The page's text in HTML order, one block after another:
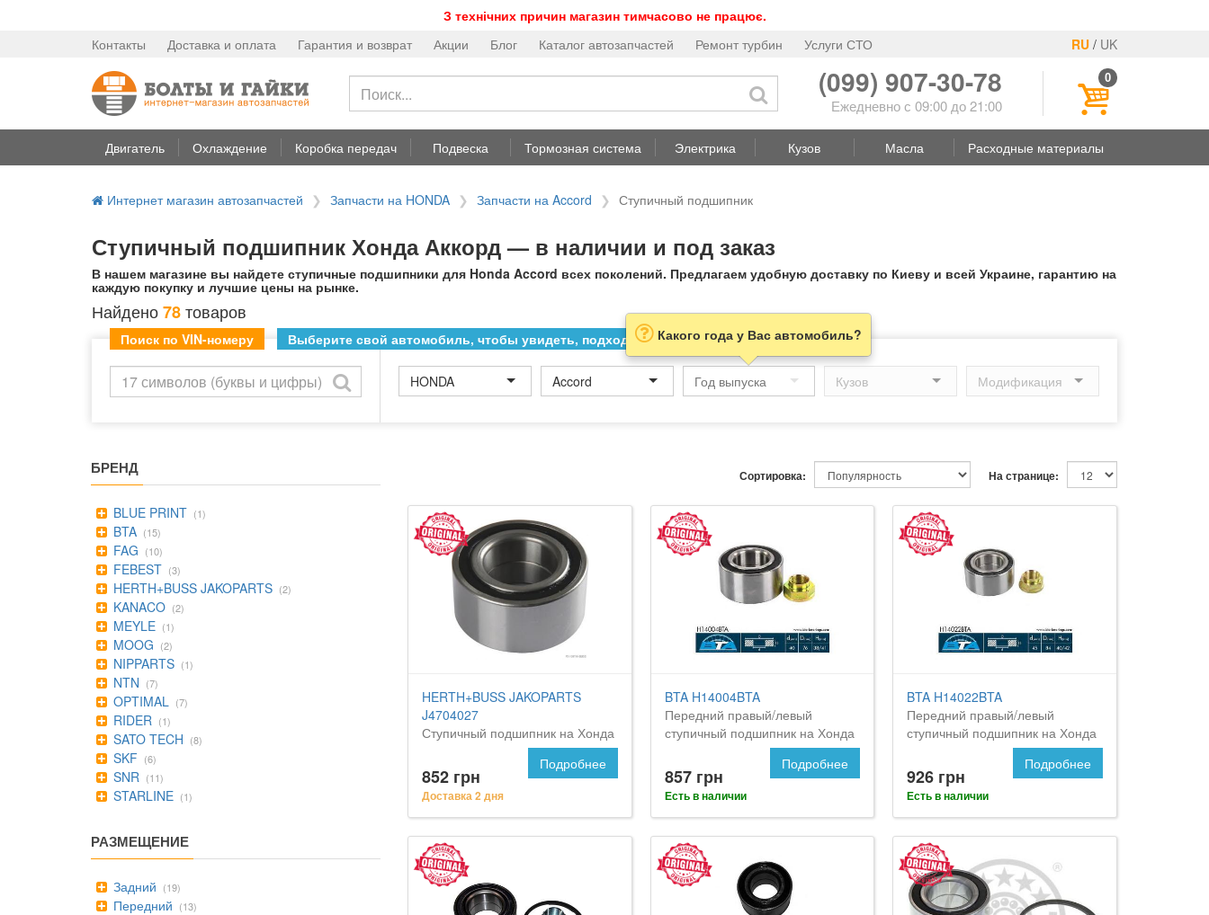
З технічних причин магазин тимчасово не працює.
RU / UK
Контакты Доставка и оплата Гарантия и возврат Акции Блог Каталог автозапчастей Ремонт турбин Услуги СТО
(099) 907-30-78
Ежедневно с 09:00 до 21:00
0
Двигатель Охлаждение Коробка передач Подвеска Тормозная система Электрика Кузов Масла Расходные материалы
Интернет магазин автозапчастей Запчасти на HONDA Запчасти на Accord Ступичный подшипник
Ступичный подшипник Хонда Аккорд — в наличии и под заказ
В нашем магазине вы найдете ступичные подшипники для Honda Accord всех поколений. Предлагаем удобную доставку по Киеву и всей Украине, гарантию на
каждую покупку и лучшие цены на рынке.
Найдено78товаров
Поиск по VIN-номеру Выберите свой автомобиль, чтобы увидеть, подходит ли товар к нему
HONDA Accord
Какого года у Вас автомобиль?
БРЕНД
BLUE PRINT (1)
BTA (15)
FAG (10)
FEBEST (3)
HERTH+BUSS JAKOPARTS (2)
KANACO (2)
MEYLE (1)
MOOG (2)
NIPPARTS (1)
NTN (7)
OPTIMAL (7)
RIDER (1)
SATO TECH (8)
SKF (6)
SNR (11)
STARLINE (1)
РАЗМЕЩЕНИЕ
Задний (19)
Передний (13)
На странице:
Сортировка:
HERTH+BUSS JAKOPARTS
J4704027
Ступичный подшипник на Хонда
852 грн
Доставка 2 дня
Подробнее
BTA H14004BTA
Передний правый/левый
ступичный подшипник на Хонда
857 грн
Есть в наличии
Подробнее
BTA H14022BTA
Передний правый/левый
ступичный подшипник на Хонда
926 грн
Есть в наличии
Подробнее